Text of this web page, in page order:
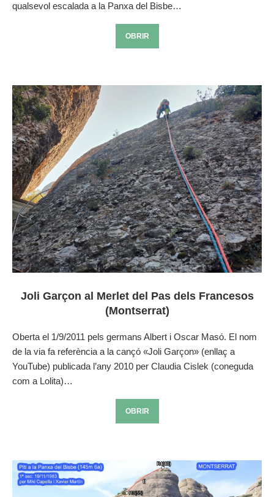
qualsevol escalada a la Panxa del Bisbe…
OBRIR
Joli Garçon al Merlet del Pas dels Francesos
(Montserrat)
Oberta el 1/9/2011 pels germans Albert i Oscar Masó. El nom
de la via fa referència a la cançó «Joli Garçon» (enllaç a
YouTube) publicada l’any 2010 per Claudia Cislek (coneguda
com a Lolita)…
OBRIR